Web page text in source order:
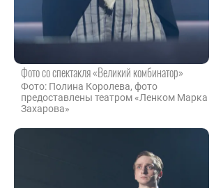
Фото со спектакля «Великий комбинатор»
Фото: Полина Королева, фото
предоставлены театром «Ленком Марка
Захарова»